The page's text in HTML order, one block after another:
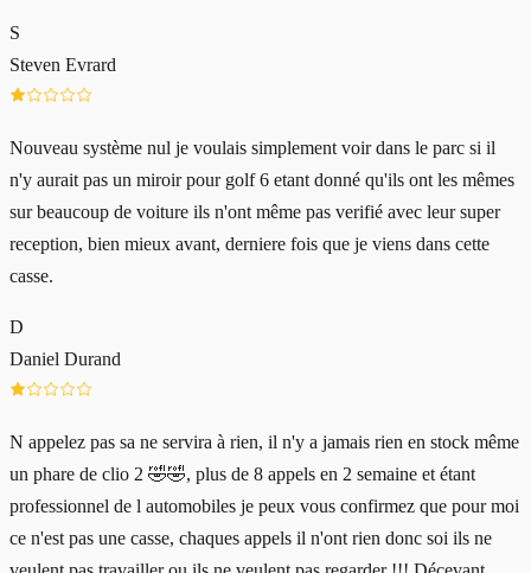
S
Steven Evrard
Nouveau système nul je voulais simplement voir dans le parc si il
n'y aurait pas un miroir pour golf 6 etant donné qu'ils ont les mêmes
sur beaucoup de voiture ils n'ont même pas verifié avec leur super
reception, bien mieux avant, derniere fois que je viens dans cette
casse.
D
Daniel Durand
N appelez pas sa ne servira à rien, il n'y a jamais rien en stock même
un phare de clio 2 🤣🤣, plus de 8 appels en 2 semaine et étant
professionnel de l automobiles je peux vous confirmez que pour moi
ce n'est pas une casse, chaques appels il n'ont rien donc soi ils ne